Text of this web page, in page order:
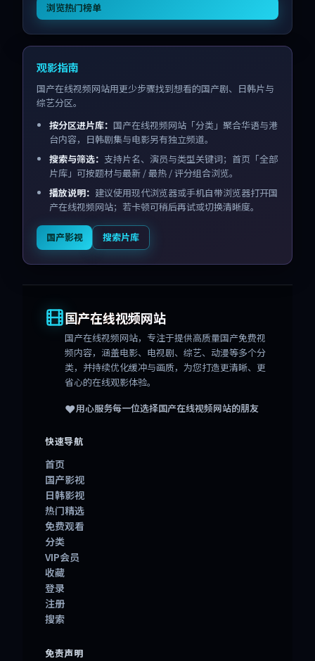
浏览热门榜单
观影指南
国产在线视频网站用更少步骤找到想看的国产剧、日韩片与
综艺分区。
按分区进片库： 国产在线视频网站「分类」聚合华语与港
台内容，日韩剧集与电影另有独立频道。
搜索与筛选： 支持片名、演员与类型关键词；首页「全部
片库」可按题材与最新 / 最热 / 评分组合浏览。
播放说明： 建议使用现代浏览器或手机自带浏览器打开国
产在线视频网站；若卡顿可稍后再试或切换清晰度。
国产影视 搜索片库
国产在线视频网站
国产在线视频网站，专注于提供高质量国产免费视
频内容，涵盖电影、电视剧、综艺、动漫等多个分
类，并持续优化缓冲与画质，为您打造更清晰、更
省心的在线观影体验。
❤️用心服务每一位选择国产在线视频网站的朋友
快速导航
首页
国产影视
日韩影视
热门精选
免费观看
分类
VIP会员
收藏
登录
注册
搜索
免责声明